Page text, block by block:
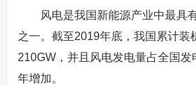
风电是我国新能源产业中最具
之一。截至2019年底，我国累计装
210GW，并且风电发电量占全国发
年增加。